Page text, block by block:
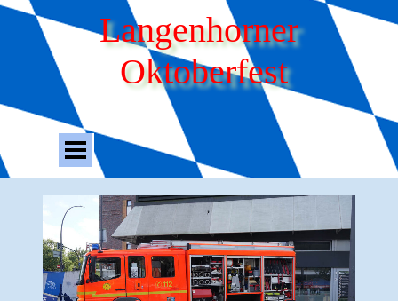
Direkt zum Seiteninhalt
Menü überspringen
Langenhorner
Oktoberfest